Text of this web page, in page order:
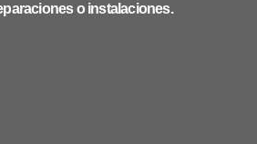
o instalaciones.